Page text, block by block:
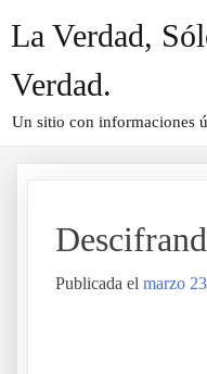
La Verdad,
Verdad.
Un sitio con informaciones
Publicada el marzo